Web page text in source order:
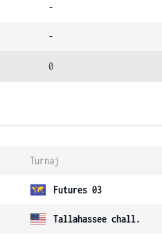
-
-
0
Turnaj
Futures 03
Tallahassee chall.